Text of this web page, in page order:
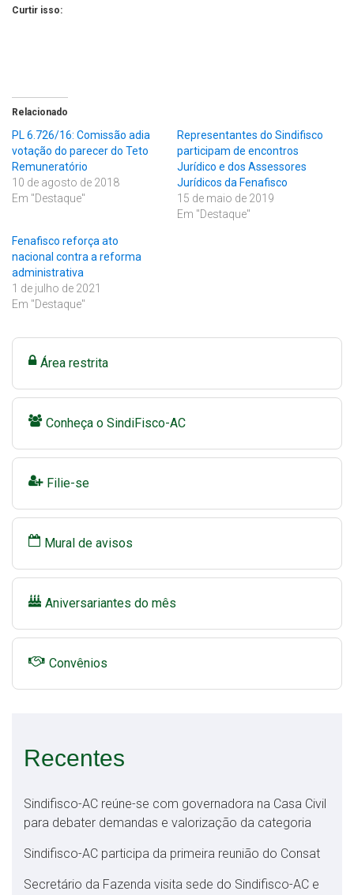
Curtir isso:
Relacionado
PL 6.726/16: Comissão adia
votação do parecer do Teto
Remuneratório
10 de agosto de 2018
Em "Destaque"
Representantes do Sindifisco
participam de encontros
Jurídico e dos Assessores
Jurídicos da Fenafisco
15 de maio de 2019
Em "Destaque"
Fenafisco reforça ato
nacional contra a reforma
administrativa
1 de julho de 2021
Em "Destaque"
Área restrita
Conheça o SindiFisco-AC
Filie-se
Mural de avisos
Aniversariantes do mês
Convênios
Recentes
Sindifisco-AC reúne-se com governadora na Casa Civil
para debater demandas e valorização da categoria
Sindifisco-AC participa da primeira reunião do Consat
Secretário da Fazenda visita sede do Sindifisco-AC e